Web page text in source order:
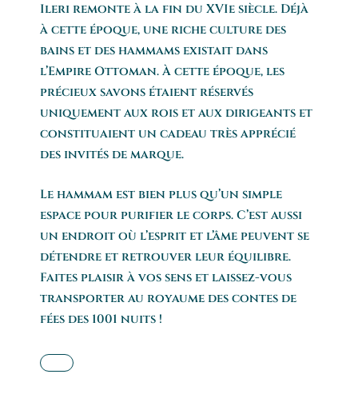
Ileri remonte à la fin du XVIe siècle. Déjà
à cette époque, une riche culture des
bains et des hammams existait dans
l’Empire Ottoman. À cette époque, les
précieux savons étaient réservés
uniquement aux rois et aux dirigeants et
constituaient un cadeau très apprécié
des invités de marque.
Le hammam est bien plus qu’un simple
espace pour purifier le corps. C’est aussi
un endroit où l’esprit et l’âme peuvent se
détendre et retrouver leur équilibre.
Faites plaisir à vos sens et laissez-vous
transporter au royaume des contes de
fées des 1001 nuits !